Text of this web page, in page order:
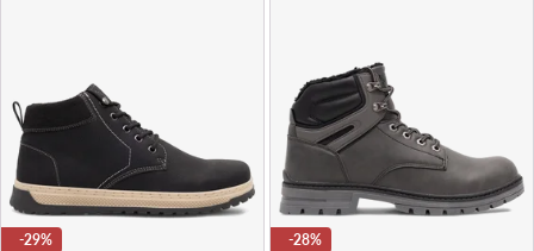
-29% -28%